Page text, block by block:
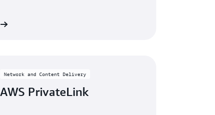
Network and Content Delivery
AWS PrivateLink